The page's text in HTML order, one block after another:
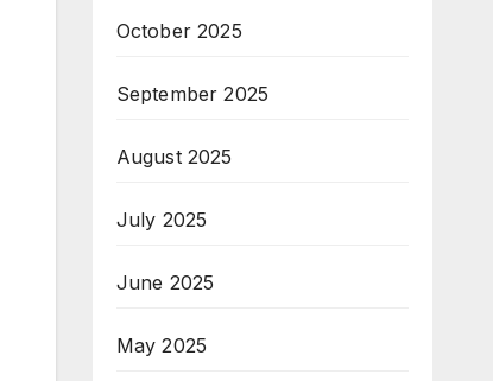
October 2025
September 2025
August 2025
July 2025
June 2025
May 2025